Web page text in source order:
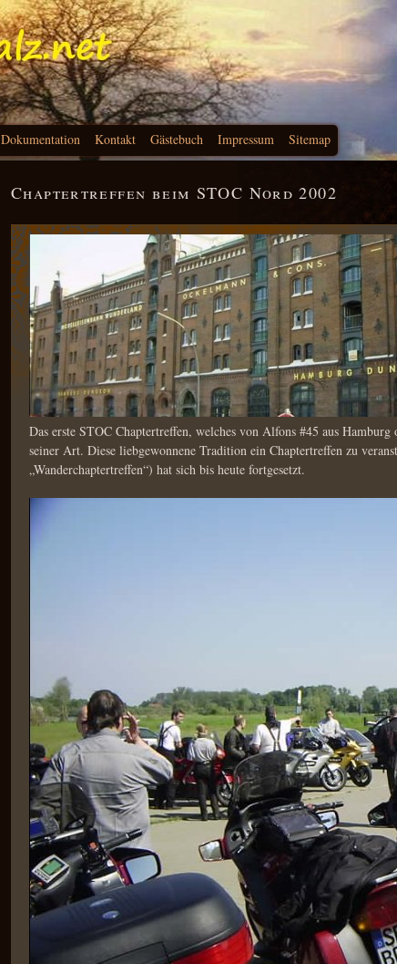
Dokumentation Kontakt Gästebuch Impressum Sitemap
Chaptertreffen beim STOC Nord 2002
Das erste STOC Chaptertreffen, welches von Alfons #45 aus
seiner Art. Diese liebgewonnene Tradition ein Chaptertreffen zu
„Wanderchaptertreffen“) hat sich bis heute fortgesetzt.